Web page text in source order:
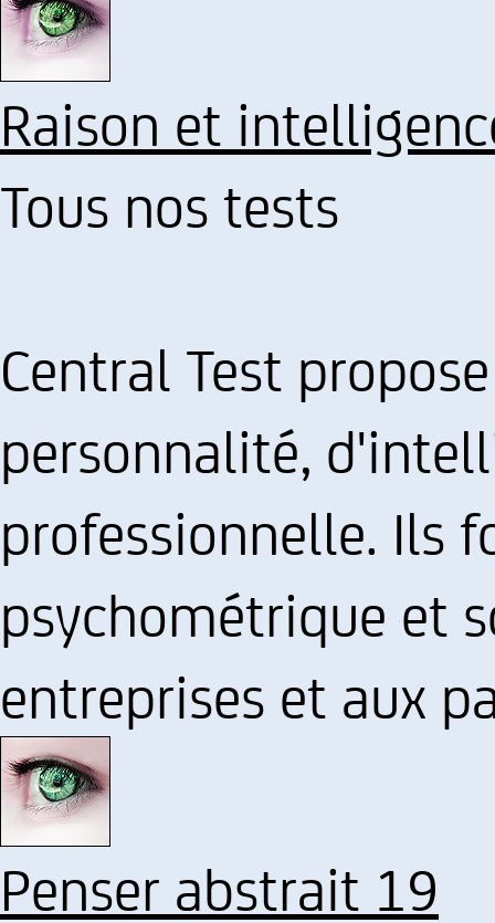
Raison et
Tous nos tests
Central Test
personnalité,
professionnelle. Ils
psychométrique et
entreprises et aux
Penser abstrait 19